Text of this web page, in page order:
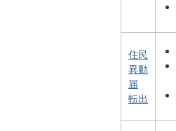
住民
異動
届
転出